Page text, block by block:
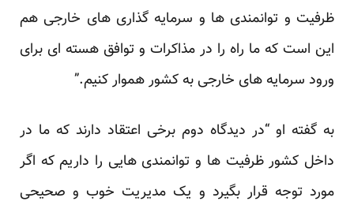
ظرفیت و توانمندی ها و سرمایه گذاری های خارجی هم
این است که ما راه را در مذاکرات و توافق هسته ای برای
ورود سرمایه های خارجی به کشور هموار کنیم.”
به گفته او “در دیدگاه دوم برخی اعتقاد دارند که ما در
داخل کشور ظرفیت ها و توانمندی هایی را داریم که اگر
مورد توجه قرار بگیرد و یک مدیریت خوب و صحیحی